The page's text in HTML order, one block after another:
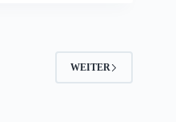
WEITER